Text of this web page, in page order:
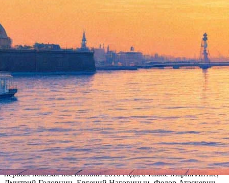
Михайловский театр вновь обращается к творчеству чешского
композитора Леона Яначека: спустя шесть лет на его сцену
возвращается опера "Катя Кабанова". Возобновленный
спектакль получил то же название, что литературная основа –
пьеса Александра Островского "Гроза".
Премьерные спектакли пройдут 20 и 23 ноября, место за
дирижерским пультом займет музыкальный руководитель
постановки Петер Феранец. Вдохнуть новую жизнь в
постановку астрийского режиссера Нильса-Петера Рудольфа
поручено Маргарите Куницыной-Танкевич, которая с
недавнего времени исполняет обязанности директора оперной
труппы Михайловского театра. В главных партиях заняты
Татьяна Рягузова и Наталья Бирюкова, участвовавшие в
первых показах постановки 2010 года, а также Мария Литке,